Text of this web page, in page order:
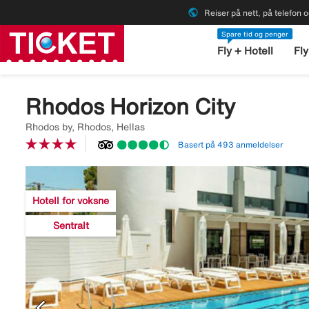
public Reiser på nett, på telefon
Spare tid og penger
Fly + Hotell Fly
Rhodos Horizon City
Rhodos by, Rhodos, Hellas
Basert på 493 anmeldelser
Hotell for voksne
Sentralt
description
missing